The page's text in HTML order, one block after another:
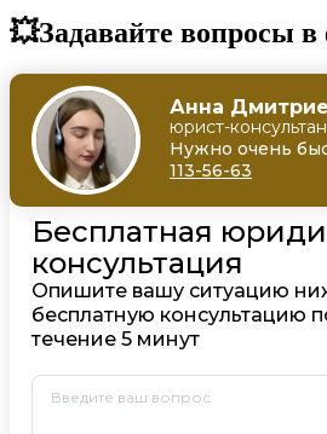
💥Задавайте вопросы